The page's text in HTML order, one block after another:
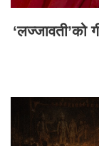
‘लज्जावती’को